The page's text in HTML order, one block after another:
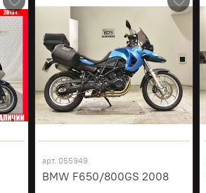
арт. 055949
BMW F650/800GS 2008